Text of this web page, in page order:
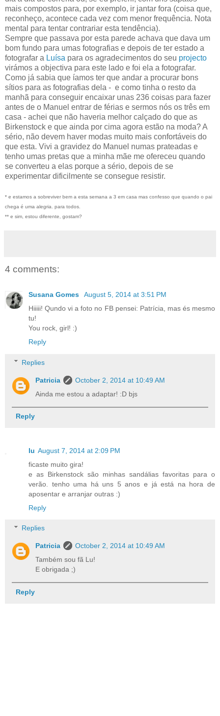
mais compostos para, por exemplo, ir jantar fora (coisa que,
reconheço, acontece cada vez com menor frequência. Nota
mental para tentar contrariar esta tendência).
Sempre que passava por esta parede achava que dava um
bom fundo para umas fotografias e depois de ter estado a
fotografar a Luísa para os agradecimentos do seu projecto
virámos a objectiva para este lado e foi ela a fotografar.
Como já sabia que íamos ter que andar a procurar bons
sítios para as fotografias dela - e como tinha o resto da
manhã para conseguir encaixar unas 236 coisas para fazer
antes de o Manuel entrar de férias e sermos nós os três em
casa - achei que não haveria melhor calçado do que as
Birkenstock e que ainda por cima agora estão na moda? A
sério, não devem haver modas muito mais confortáveis do
que esta. Vivi a gravidez do Manuel numas prateadas e
tenho umas pretas que a minha mãe me ofereceu quando
se converteu a elas porque a sério, depois de se
experimentar dificilmente se consegue resistir.
* e estamos a sobreviver bem a esta semana a 3 em casa mas confesso que quando o pai
chega é uma alegria. para todos.
** e sim, estou diferente, gostam?
4 comments:
Susana Gomes
August 5, 2014 at 3:51 PM
Hiiiii! Qundo vi a foto no FB pensei: Patrícia, mas és mesmo
tu!
You rock, girl! :)
Reply
Replies
Patricia
October 2, 2014 at 10:49 AM
Ainda me estou a adaptar! :D bjs
Reply
lu August 7, 2014 at 2:09 PM
ficaste muito gira!
e as Birkenstock são minhas sandálias favoritas para o
verão. tenho uma há uns 5 anos e já está na hora de
aposentar e arranjar outras :)
Reply
Replies
Patricia
October 2, 2014 at 10:49 AM
Também sou fã Lu!
E obrigada ;)
Reply